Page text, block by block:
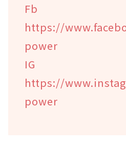
Fb
https://
power
IG
https://
power